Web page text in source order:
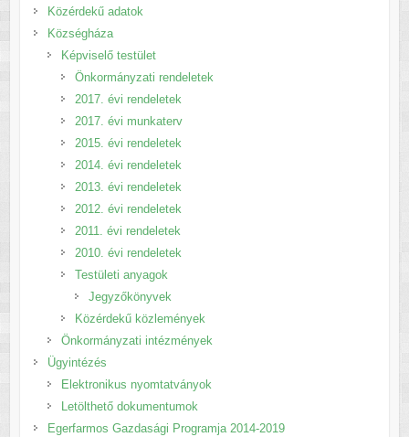
Közérdekű adatok
Községháza
Képviselő testület
Önkormányzati rendeletek
2017. évi rendeletek
2017. évi munkaterv
2015. évi rendeletek
2014. évi rendeletek
2013. évi rendeletek
2012. évi rendeletek
2011. évi rendeletek
2010. évi rendeletek
Testületi anyagok
Jegyzőkönyvek
Közérdekű közlemények
Önkormányzati intézmények
Ügyintézés
Elektronikus nyomtatványok
Letölthető dokumentumok
Egerfarmos Gazdasági Programja 2014-2019